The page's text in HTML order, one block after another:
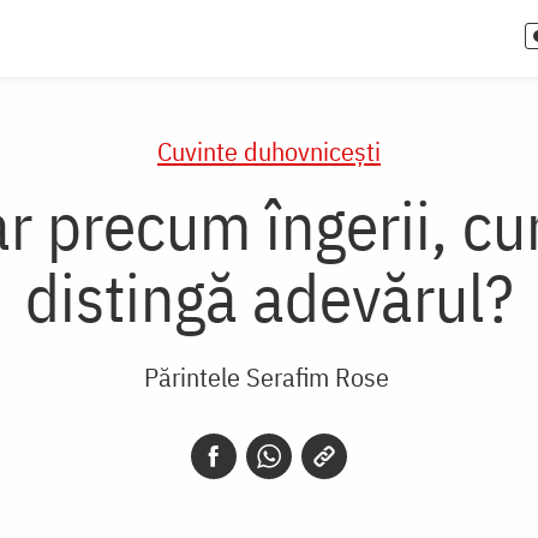
Cuvinte duhovnicești
precum îngerii,
distingă adevărul?
Părintele Serafim Rose